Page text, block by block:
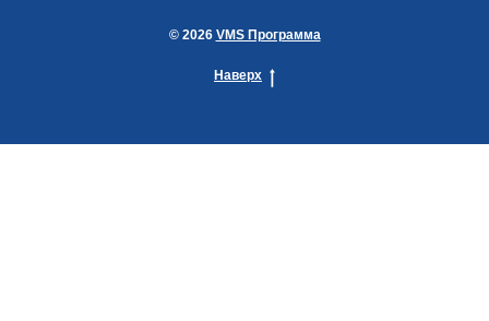
© 2026 VMS Программа
Наверх